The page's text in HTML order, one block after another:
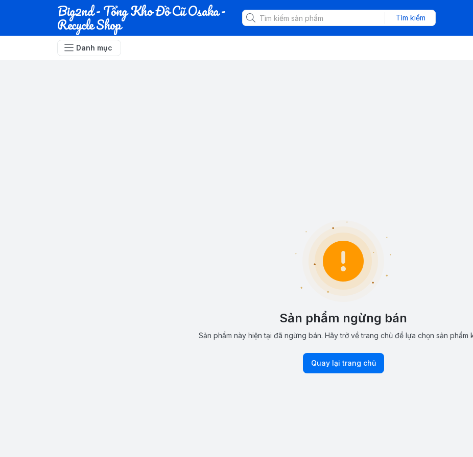
Big2nd - Tổng Kho Đồ Cũ Osaka -
Recycle Shop Tìm kiếm
Danh mục
Sản phẩm ngừng bán
Sản phẩm này hiện tại đã ngừng bán. Hãy trở về trang chủ để lựa chọn sản phẩm
Quay lại trang chủ